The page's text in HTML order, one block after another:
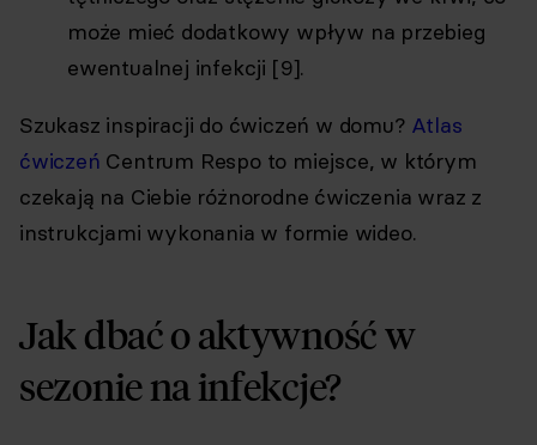
może mieć dodatkowy wpływ na przebieg
ewentualnej infekcji [9].
Szukasz inspiracji do ćwiczeń w domu? Atlas
ćwiczeń Centrum Respo to miejsce, w którym
czekają na Ciebie różnorodne ćwiczenia wraz z
instrukcjami wykonania w formie wideo.
Jak dbać o aktywność w
sezonie na infekcje?